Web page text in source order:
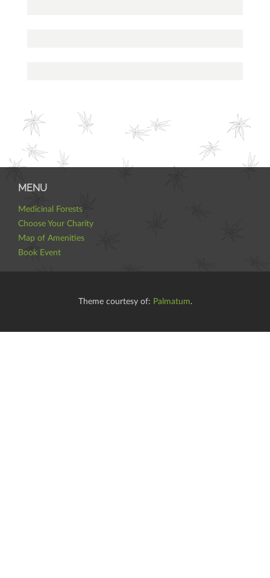
MENU
Medicinal Forests
Choose Your Charity
Map of Amenities
Book Event
Theme courtesy of: Palmatum.